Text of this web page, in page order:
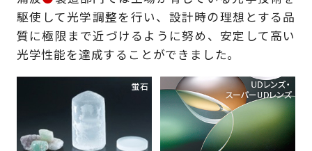
駆使して光学調整を行い、設計時の理想とする品
質に極限まで近づけるように努め、安定して高い
光学性能を達成することができました。